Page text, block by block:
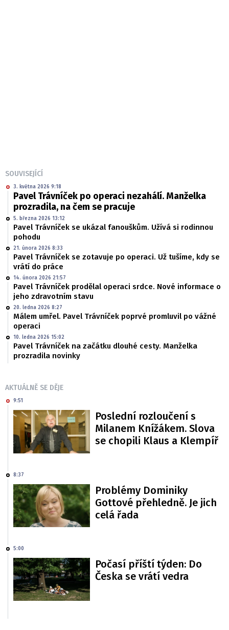
SOUVISEJÍCÍ
3. května 2026 9:18
Pavel Trávníček po operaci nezahálí. Manželka
prozradila, na čem se pracuje
5. března 2026 13:12
Pavel Trávníček se ukázal fanouškům. Užívá si rodinnou
pohodu
21. února 2026 8:33
Pavel Trávníček se zotavuje po operaci. Už tušíme, kdy se
vrátí do práce
14. února 2026 21:57
Pavel Trávníček prodělal operaci srdce. Nové informace o
jeho zdravotním stavu
20. ledna 2026 8:27
Málem umřel. Pavel Trávníček poprvé promluvil po vážné
operaci
10. ledna 2026 15:02
Pavel Trávníček na začátku dlouhé cesty. Manželka
prozradila novinky
AKTUÁLNĚ SE DĚJE
9:51
Poslední rozloučení s
Milanem Knížákem. Slova
se chopili Klaus a Klempíř
8:37
Problémy Dominiky
Gottové přehledně. Je jich
celá řada
5:00
Počasí příští týden: Do
Česka se vrátí vedra